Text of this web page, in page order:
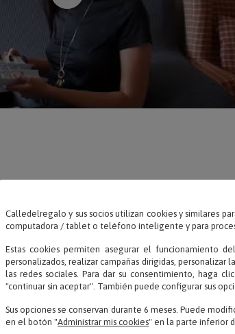
Maya – 10/07/
«Divertida y
Calledelregalo y sus socios utilizan cookies y similares
computadora / tablet o teléfono inteligente y para
Estas cookies permiten asegurar el funcionamiento
personalizados, realizar campañas dirigidas,
las redes sociales. Para dar su consentimiento, haga
"continuar sin aceptar". También puede configurar sus
Sus opciones se conservan durante 6 meses. Puede
en el botón "Administrar mis cookies" en la parte inferior